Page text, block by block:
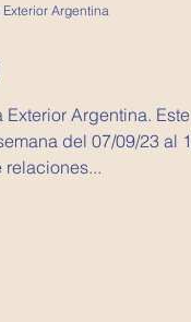
Exterior Argentina.
del 07/09/23 al
relaciones...
Argentina